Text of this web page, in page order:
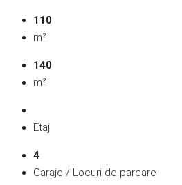
110
m²
140
m²
Etaj
4
Garaje / Locuri de parcare